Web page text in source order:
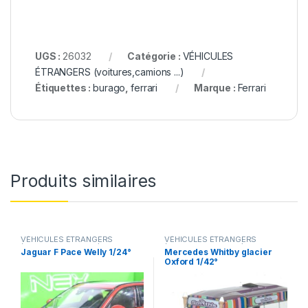
UGS : 26032 Catégorie : VÉHICULES
ÉTRANGERS (voitures,camions ...)
Étiquettes :burago ,ferrari Marque : Ferrari
Produits similaires
VÉHICULES ÉTRANGERS
(voitures,camions ...)
Jaguar F Pace Welly 1/24°
VÉHICULES ÉTRANGERS
(voitures,camions ...)
Mercedes Whitby glacier
Oxford 1/42°